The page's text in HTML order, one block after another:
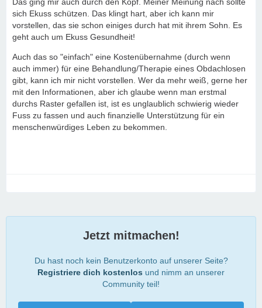
sich Ekuss schützen. Das klingt hart, aber ich kann mir
vorstellen, das sie schon einiges durch hat mit ihrem Sohn. Es
geht auch um Ekuss Gesundheit!
Auch das so "einfach" eine Kostenübernahme (durch wenn
auch immer) für eine Behandlung/Therapie eines Obdachlosen
gibt, kann ich mir nicht vorstellen. Wer da mehr weiß, gerne her
mit den Informationen, aber ich glaube wenn man erstmal
durchs Raster gefallen ist, ist es unglaublich schwierig wieder
Fuss zu fassen und auch finanzielle Unterstützung für ein
menschenwürdiges Leben zu bekommen.
Jetzt mitmachen!
Du hast noch kein Benutzerkonto auf unserer Seite?
Registriere dich kostenlos und nimm an unserer
Community teil!